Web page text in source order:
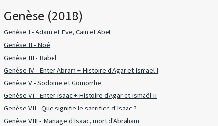
Genèse (2018)
Genèse I - Adam et Eve, Caïn et Abel
Genèse II - Noé
Genèse III - Babel
Genèse IV - Enter Abram + Histoire d'Agar et Ismaël I
Genèse V - Sodome et Gomorrhe
Genèse VI - Enter Isaac + Histoire d'Agar et Ismaël II
Genèse VII - Que signifie le sacrifice d'Isaac ?
Genèse VIII - Mariage d'Isaac, mort d'Abraham